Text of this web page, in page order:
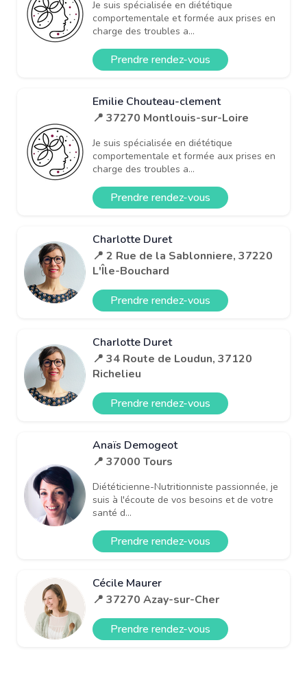
Je suis spécialisée en diététique
comportementale et formée aux prises en
charge des troubles a...
Prendre rendez-vous
Emilie Chouteau-clement
📍 37270 Montlouis-sur-Loire
Je suis spécialisée en diététique
comportementale et formée aux prises en
charge des troubles a...
Prendre rendez-vous
Charlotte Duret
📍 2 Rue de la Sablonniere, 37220
L'Île-Bouchard
Prendre rendez-vous
Charlotte Duret
📍 34 Route de Loudun, 37120
Richelieu
Prendre rendez-vous
Anaïs Demogeot
📍 37000 Tours
Diététicienne-Nutritionniste passionnée, je
suis à l'écoute de vos besoins et de votre
santé d...
Prendre rendez-vous
Cécile Maurer
📍 37270 Azay-sur-Cher
Prendre rendez-vous